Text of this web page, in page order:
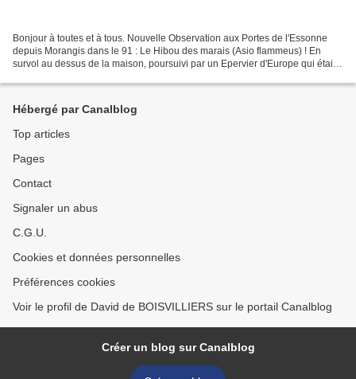
Bonjour à toutes et à tous. Nouvelle Observation aux Portes de l'Essonne
depuis Morangis dans le 91 : Le Hibou des marais (Asio flammeus) ! En
survol au dessus de la maison, poursuivi par un Epervier d'Europe qui était
Hébergé par Canalblog
Top articles
Pages
Contact
Signaler un abus
C.G.U.
Cookies et données personnelles
Préférences cookies
Voir le profil de David de BOISVILLIERS sur le portail Canalblog
Créer un blog sur Canalblog